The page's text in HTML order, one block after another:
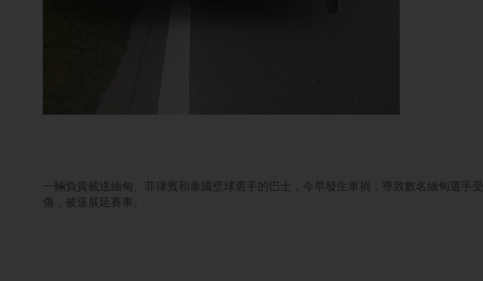
一輛負責載送緬甸、菲律賓和泰國壁球選手的巴士，今早發生車禍，導致數名緬甸選手受
傷，被逼展延賽事。